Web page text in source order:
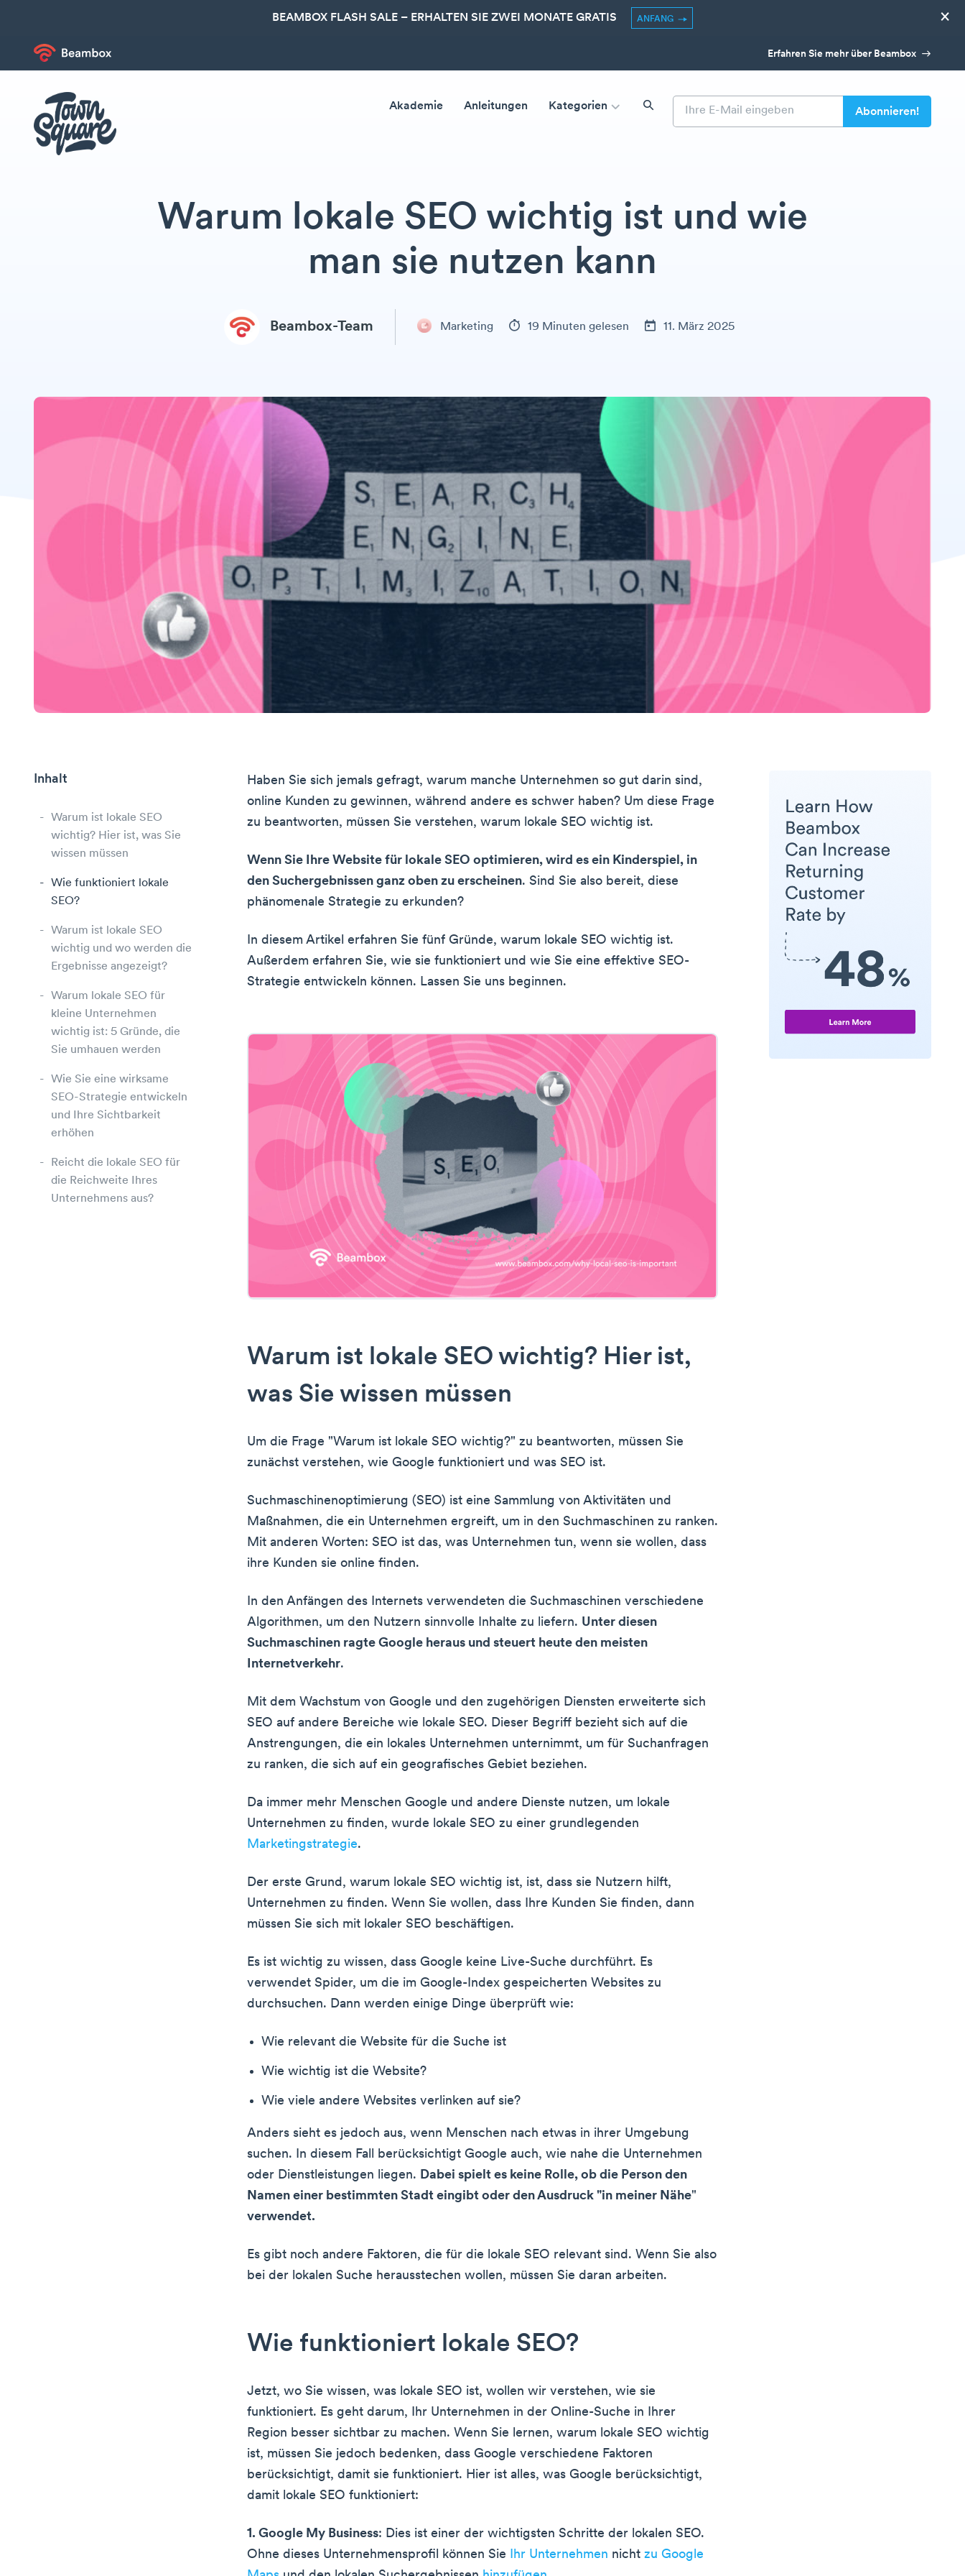
BEAMBOX FLASH SALE – ERHALTEN SIE ZWEI MONATE GRATIS ANFANG ×
Erfahren Sie mehr über Beambox
Akademie Anleitungen Kategorien
Warum lokale SEO wichtig ist und wie
man sie nutzen kann
Beambox-Team Marketing 19 Minuten gelesen 11. März 2025
Inhalt
Warum ist lokale SEO
wichtig? Hier ist, was Sie
wissen müssen
Wie funktioniert lokale
SEO?
Warum ist lokale SEO
wichtig und wo werden die
Ergebnisse angezeigt?
Warum lokale SEO für
kleine Unternehmen
wichtig ist: 5 Gründe, die
Sie umhauen werden
Wie Sie eine wirksame
SEO-Strategie entwickeln
und Ihre Sichtbarkeit
erhöhen
Reicht die lokale SEO für
die Reichweite Ihres
Unternehmens aus?
Haben Sie sich jemals gefragt, warum manche Unternehmen so gut darin sind,
online Kunden zu gewinnen, während andere es schwer haben? Um diese Frage
zu beantworten, müssen Sie verstehen, warum lokale SEO wichtig ist.
Wenn Sie Ihre Website für lokale SEO optimieren, wird es ein Kinderspiel, in
den Suchergebnissen ganz oben zu erscheinen. Sind Sie also bereit, diese
phänomenale Strategie zu erkunden?
In diesem Artikel erfahren Sie fünf Gründe, warum lokale SEO wichtig ist.
Außerdem erfahren Sie, wie sie funktioniert und wie Sie eine effektive SEO-
Strategie entwickeln können. Lassen Sie uns beginnen.
Warum ist lokale SEO wichtig? Hier ist,
was Sie wissen müssen
Um die Frage "Warum ist lokale SEO wichtig?" zu beantworten, müssen Sie
zunächst verstehen, wie Google funktioniert und was SEO ist.
Suchmaschinenoptimierung (SEO) ist eine Sammlung von Aktivitäten und
Maßnahmen, die ein Unternehmen ergreift, um in den Suchmaschinen zu ranken.
Mit anderen Worten: SEO ist das, was Unternehmen tun, wenn sie wollen, dass
ihre Kunden sie online finden.
In den Anfängen des Internets verwendeten die Suchmaschinen verschiedene
Algorithmen, um den Nutzern sinnvolle Inhalte zu liefern. Unter diesen
Suchmaschinen ragte Google heraus und steuert heute den meisten
Internetverkehr.
Mit dem Wachstum von Google und den zugehörigen Diensten erweiterte sich
SEO auf andere Bereiche wie lokale SEO. Dieser Begriff bezieht sich auf die
Anstrengungen, die ein lokales Unternehmen unternimmt, um für Suchanfragen
zu ranken, die sich auf ein geografisches Gebiet beziehen.
Da immer mehr Menschen Google und andere Dienste nutzen, um lokale
Unternehmen zu finden, wurde lokale SEO zu einer grundlegenden
Marketingstrategie.
Der erste Grund, warum lokale SEO wichtig ist, ist, dass sie Nutzern hilft,
Unternehmen zu finden. Wenn Sie wollen, dass Ihre Kunden Sie finden, dann
müssen Sie sich mit lokaler SEO beschäftigen.
Es ist wichtig zu wissen, dass Google keine Live-Suche durchführt. Es
verwendet Spider, um die im Google-Index gespeicherten Websites zu
durchsuchen. Dann werden einige Dinge überprüft wie:
Wie relevant die Website für die Suche ist
Wie wichtig ist die Website?
Wie viele andere Websites verlinken auf sie?
Anders sieht es jedoch aus, wenn Menschen nach etwas in ihrer Umgebung
suchen. In diesem Fall berücksichtigt Google auch, wie nahe die Unternehmen
oder Dienstleistungen liegen. Dabei spielt es keine Rolle, ob die Person den
Namen einer bestimmten Stadt eingibt oder den Ausdruck "in meiner Nähe"
verwendet.
Es gibt noch andere Faktoren, die für die lokale SEO relevant sind. Wenn Sie also
bei der lokalen Suche herausstechen wollen, müssen Sie daran arbeiten.
Wie funktioniert lokale SEO?
Jetzt, wo Sie wissen, was lokale SEO ist, wollen wir verstehen, wie sie
funktioniert. Es geht darum, Ihr Unternehmen in der Online-Suche in Ihrer
Region besser sichtbar zu machen. Wenn Sie lernen, warum lokale SEO wichtig
ist, müssen Sie jedoch bedenken, dass Google verschiedene Faktoren
berücksichtigt, damit sie funktioniert. Hier ist alles, was Google berücksichtigt,
damit lokale SEO funktioniert:
1. Google My Business: Dies ist einer der wichtigsten Schritte der lokalen SEO.
Ohne dieses Unternehmensprofil können Sie Ihr Unternehmen nicht zu Google